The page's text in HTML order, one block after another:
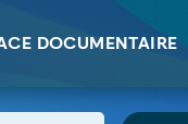
DOCUMENTAIRE